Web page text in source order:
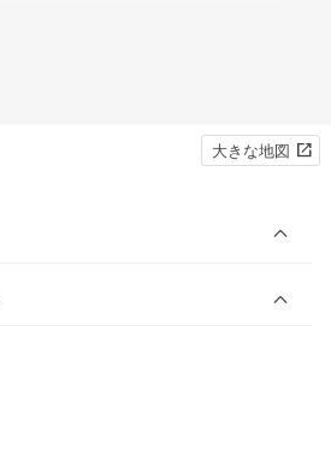
大きな地図